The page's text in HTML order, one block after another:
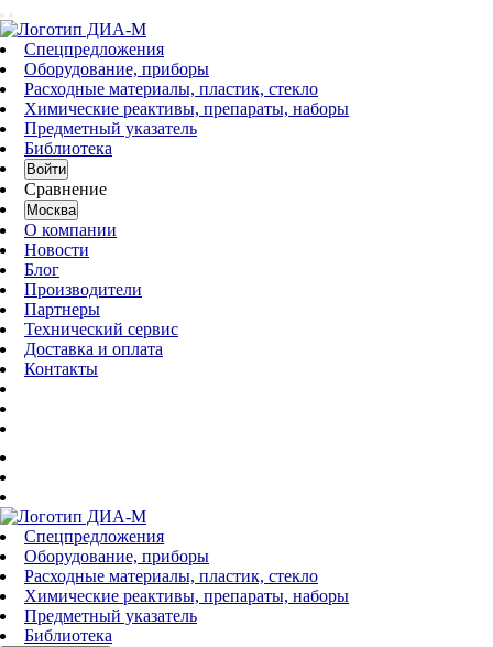
Спецпредложения
Оборудование, приборы
Расходные материалы, пластик, стекло
Химические реактивы, препараты, наборы
Предметный указатель
Библиотека
Войти
Сравнение
Москва
О компании
Новости
Блог
Производители
Партнеры
Технический сервис
Доставка и оплата
Контакты
Спецпредложения
Оборудование, приборы
Расходные материалы, пластик, стекло
Химические реактивы, препараты, наборы
Предметный указатель
Библиотека